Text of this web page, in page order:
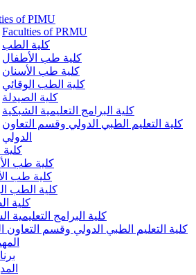
of PIMU
Faculties of PRMU
كلية الطب
كلية طب الأطفال
كلية طب الأسنان
كلية الطب الوقائي
كلية الصيدلة
كلية البرامج التعليمية الشبكية
كلية التعليم الطبي الدولي وقسم التعاون
الدولي
كلية طب
كلية طب
كلية الطب
كلية
كلية البرامج التعليمية
كلية التعليم الطبي الدولي وقسم التعاون